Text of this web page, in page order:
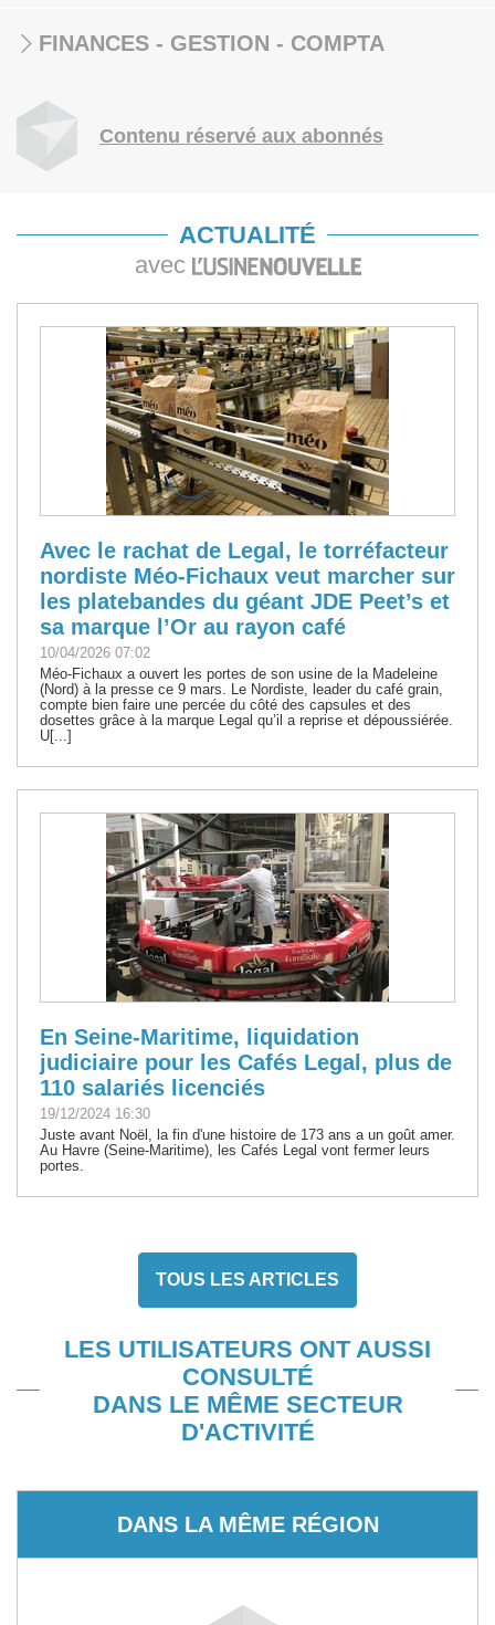
FINANCES - GESTION - COMPTA
Contenu réservé aux abonnés
ACTUALITÉ
avec
Avec le rachat de Legal, le torréfacteur
nordiste Méo-Fichaux veut marcher sur
les platebandes du géant JDE Peet’s et
sa marque l’Or au rayon café
10/04/2026 07:02
Méo-Fichaux a ouvert les portes de son usine de la Madeleine
(Nord) à la presse ce 9 mars. Le Nordiste, leader du café grain,
compte bien faire une percée du côté des capsules et des
dosettes grâce à la marque Legal qu’il a reprise et dépoussiérée.
U[...]
En Seine-Maritime, liquidation
judiciaire pour les Cafés Legal, plus de
110 salariés licenciés
19/12/2024 16:30
Juste avant Noël, la fin d'une histoire de 173 ans a un goût amer.
Au Havre (Seine-Maritime), les Cafés Legal vont fermer leurs
portes.
TOUS LES ARTICLES
LES UTILISATEURS ONT AUSSI
CONSULTÉ
DANS LE MÊME SECTEUR
D'ACTIVITÉ
DANS LA MÊME RÉGION